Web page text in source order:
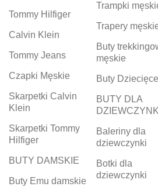
Tommy Hilfiger
Calvin Klein
Tommy Jeans
Czapki Męskie
Skarpetki Calvin
Klein
Skarpetki Tommy
Hilfiger
BUTY DAMSKIE
Buty Emu damskie
Trampki
Trapery
Buty
męskie
Buty Dziecięce
BUTY DLA
DZIEWCZYNKI
Baleriny dla
dziewczynki
Botki dla
dziewczynki